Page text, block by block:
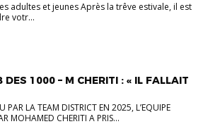
adultes et jeunes Après la trêve estivale, il est
votr...
DES 1000 – M CHERITI : « IL FALLAIT
PAR LA TEAM DISTRICT EN 2025, L’EQUIPE
MOHAMED CHERITI A PRIS...